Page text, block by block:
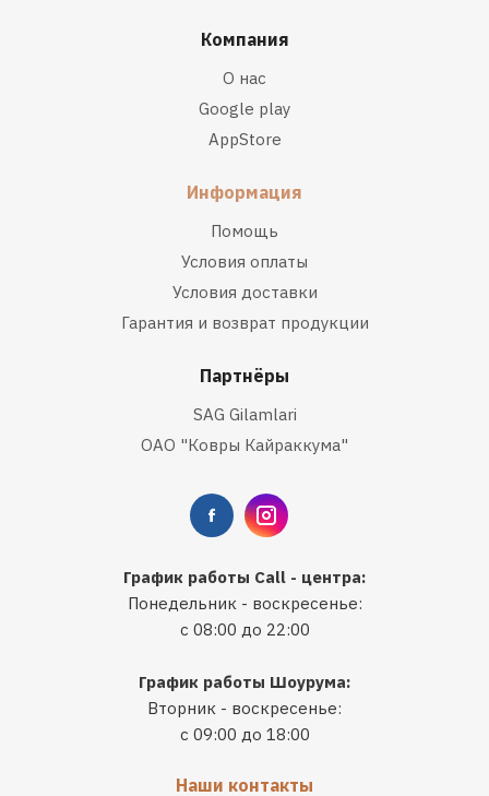
Компания
О нас
Google play
AppStore
Информация
Помощь
Условия оплаты
Условия доставки
Гарантия и возврат продукции
Партнёры
SAG Gilamlari
ОАО "Ковры Кайраккума"
График работы Call - центра:
Понедельник - воскресенье:
с 08:00 до 22:00
График работы Шоурума:
Вторник - воскресенье:
с 09:00 до 18:00
Наши контакты